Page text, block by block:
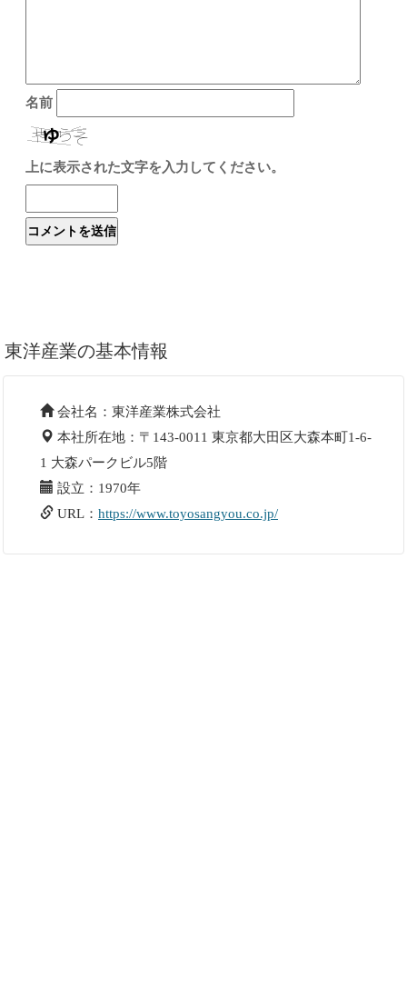
名前
上に表示された文字を入力してください。
東洋産業の基本情報
会社名：東洋産業株式会社
本社所在地：〒143-0011 東京都大田区大森本町1-6-
1 大森パークビル5階
設立：1970年
URL： https://www.toyosangyou.co.jp/